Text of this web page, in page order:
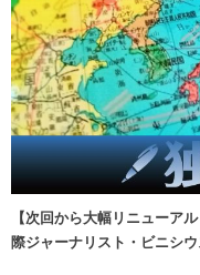
【次回から大幅リニューア
際ジャーナリスト・ビニシ